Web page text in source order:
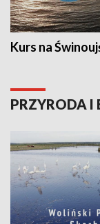
Kurs na
PRZYRODA I